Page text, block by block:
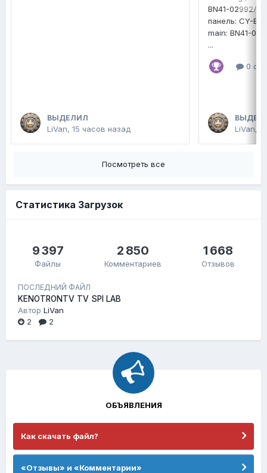
ВЫДЕЛИЛ
LiVan, 15 часов назад
BN41-02992A
панель: CY-
main: BN41-
...
0
LiVan,
Посмотреть все
Статистика Загрузок
9 397
Файлы
2 850
Комментариев
1 668
Отзывов
ПОСЛЕДНИЙ ФАЙЛ
KENOTRONTV TV SPI LAB
Автор LiVan
2
2
ОБЪЯВЛЕНИЯ
Как скачать файл?
«Отзывы» и «Комментарии»